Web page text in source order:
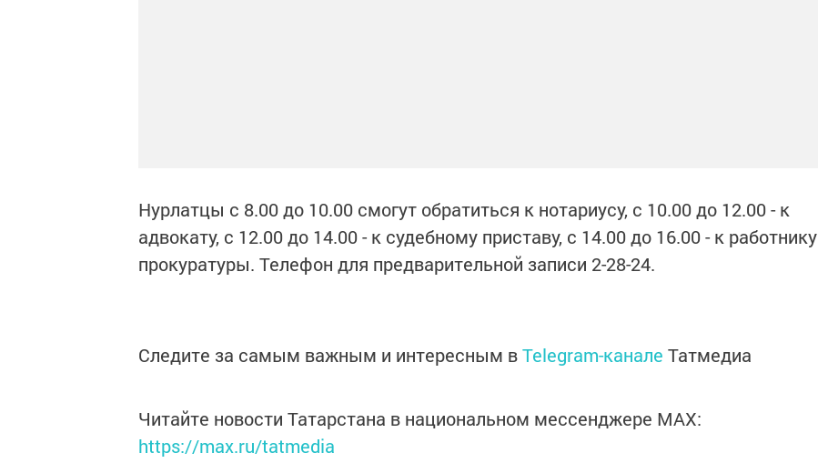
Нурлатцы с 8.00 до 10.00 смогут обратиться к нотариусу, с 10.00 до 12.00 - к
адвокату, с 12.00 до 14.00 - к судебному приставу, с 14.00 до 16.00 - к работнику
прокуратуры. Телефон для предварительной записи 2-28-24.
Следите за самым важным и интересным вTelegram-канале Татмедиа
Читайте новости Татарстана в национальном мессенджере MАХ:
https://max.ru/tatmedia